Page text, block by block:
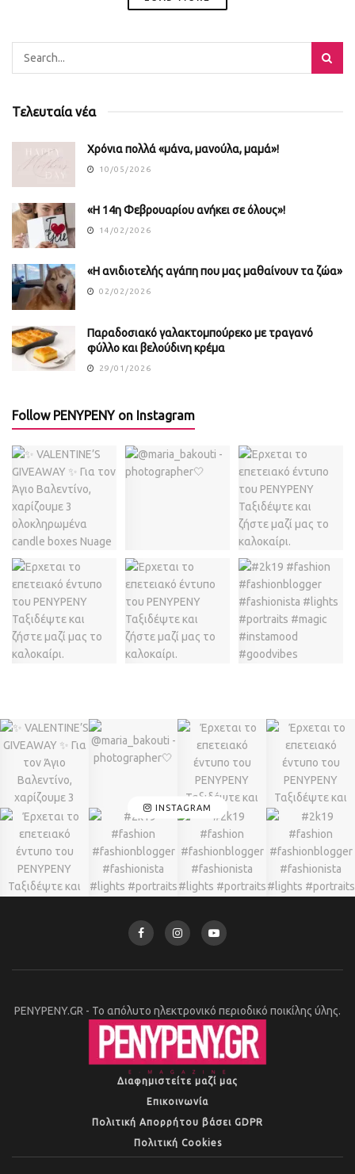
Τελευταία νέα
Χρόνια πολλά «μάνα, μανούλα, μαμά»!
10/05/2026
«Η 14η Φεβρουαρίου ανήκει σε όλους»!
14/02/2026
«Η ανιδιοτελής αγάπη που μας μαθαίνουν τα ζώα»
02/02/2026
Παραδοσιακό γαλακτομπούρεκο με τραγανό
φύλλο και βελούδινη κρέμα
29/01/2026
Follow PENYPENY on Instagram
INSTAGRAM
PENYPENY.GR - Το απόλυτο ηλεκτρονικό περιοδικό ποικίλης ύλης.
Διαφημιστείτε μαζί μας
Επικοινωνία
Πολιτική Απορρήτου βάσει GDPR
Πολιτική Cookies